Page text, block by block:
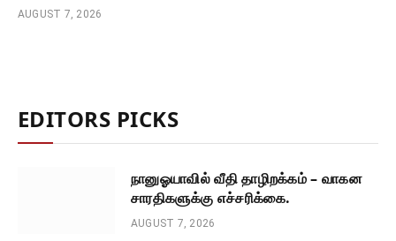
AUGUST 7, 2026
EDITORS PICKS
நானுஓயாவில் வீதி தாழிறக்கம் – வாகன
சாரதிகளுக்கு எச்சரிக்கை.
AUGUST 7, 2026